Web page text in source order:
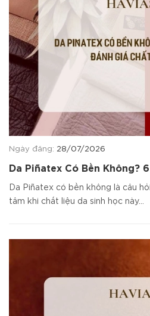
Ngày đăng: 28/07/2026
Da Piñatex Có Bền Không?
Da Piñatex có bền không là câu
tâm khi chất liệu da sinh học này...